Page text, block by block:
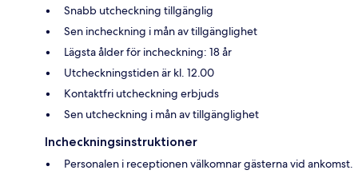
Snabb utcheckning tillgänglig
Sen incheckning i mån av tillgänglighet
Lägsta ålder för incheckning: 18 år
Utcheckningstiden är kl. 12.00
Kontaktfri utcheckning erbjuds
Sen utcheckning i mån av tillgänglighet
Incheckningsinstruktioner
Personalen i receptionen välkomnar gästerna vid ankomst.